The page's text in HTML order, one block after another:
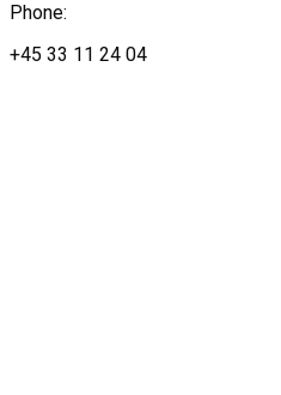
Phone:
+45 33 11 24 04